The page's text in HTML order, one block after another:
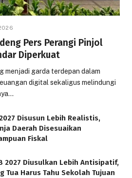
Pers Perangi Pinjol
Diperkuat
menjadi garda terdepan dalam
digital sekaligus melindungi
Disusun Lebih Realistis,
Daerah Disesuaikan
Fiskal
2027 Diusulkan Lebih Antisipatif,
Tua Harus Tahu Sekolah Tujuan